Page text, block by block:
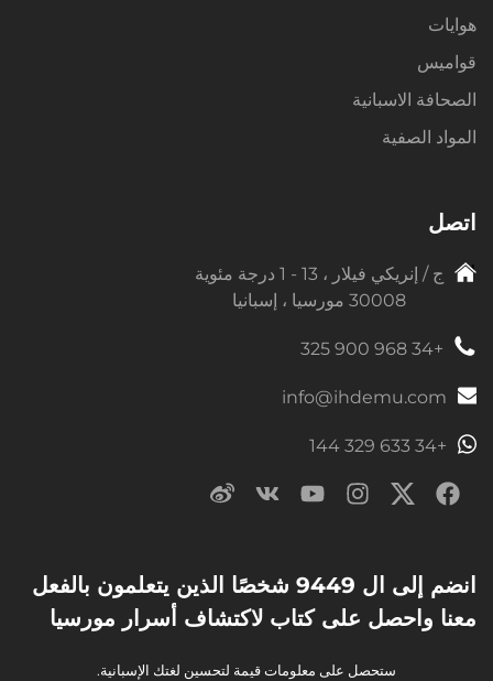
هوايات
قواميس
الصحافة الاسبانية
المواد الصفية
اتصل
ج / إنريكي فيلار ، 13 - 1 درجة مئوية
30008 مورسيا ، إسبانيا
+34 968 900 325
info@ihdemu.com
+34 633 329 144
انضم إلى ال 9449 شخصًا الذين يتعلمون بالفعل
معنا واحصل على كتاب لاكتشاف أسرار مورسيا
ستحصل على معلومات قيمة لتحسين لغتك الإسبانية.